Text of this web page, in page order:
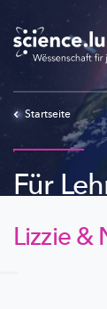
main
content
Startseite
Für
Lizzie &